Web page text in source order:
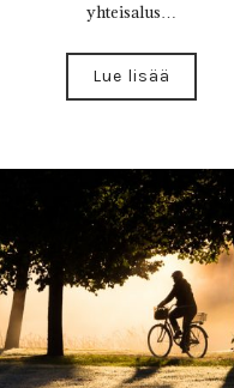
yhteisalus…
Lue lisää